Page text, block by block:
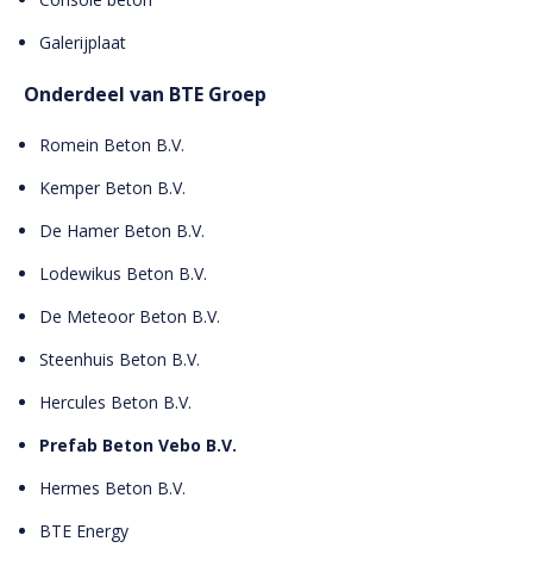
Galerijplaat
Onderdeel van BTE Groep
Romein Beton B.V.
Kemper Beton B.V.
De Hamer Beton B.V.
Lodewikus Beton B.V.
De Meteoor Beton B.V.
Steenhuis Beton B.V.
Hercules Beton B.V.
Prefab Beton Vebo B.V.
Hermes Beton B.V.
BTE Energy